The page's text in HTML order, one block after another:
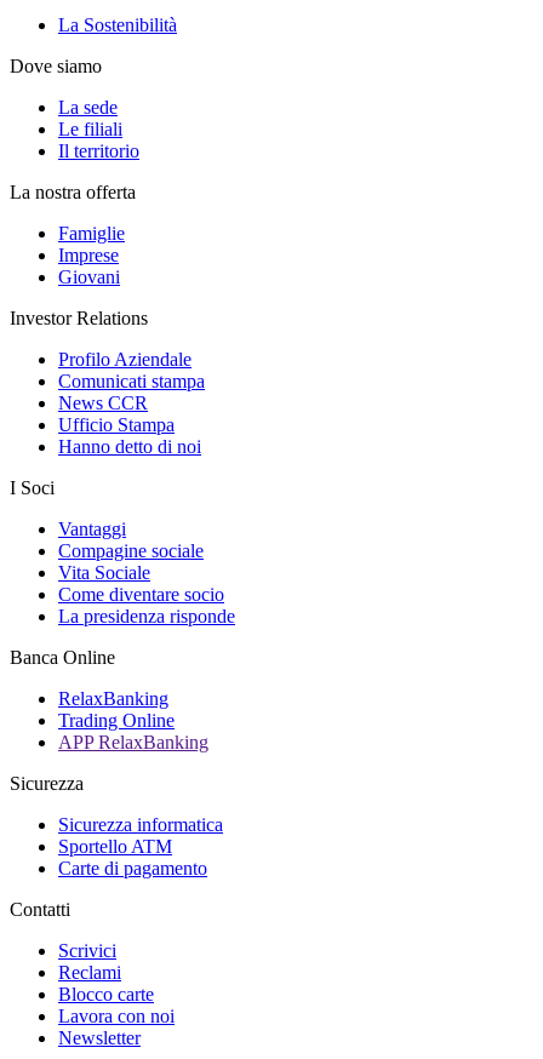
La Sostenibilità
Dove siamo
La sede
Le filiali
Il territorio
La nostra offerta
Famiglie
Imprese
Giovani
Investor Relations
Profilo Aziendale
Comunicati stampa
News CCR
Ufficio Stampa
Hanno detto di noi
I Soci
Vantaggi
Compagine sociale
Vita Sociale
Come diventare socio
La presidenza risponde
Banca Online
RelaxBanking
Trading Online
APP RelaxBanking
Sicurezza
Sicurezza informatica
Sportello ATM
Carte di pagamento
Contatti
Scrivici
Reclami
Blocco carte
Lavora con noi
Newsletter